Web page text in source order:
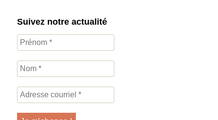
Suivez notre actualité